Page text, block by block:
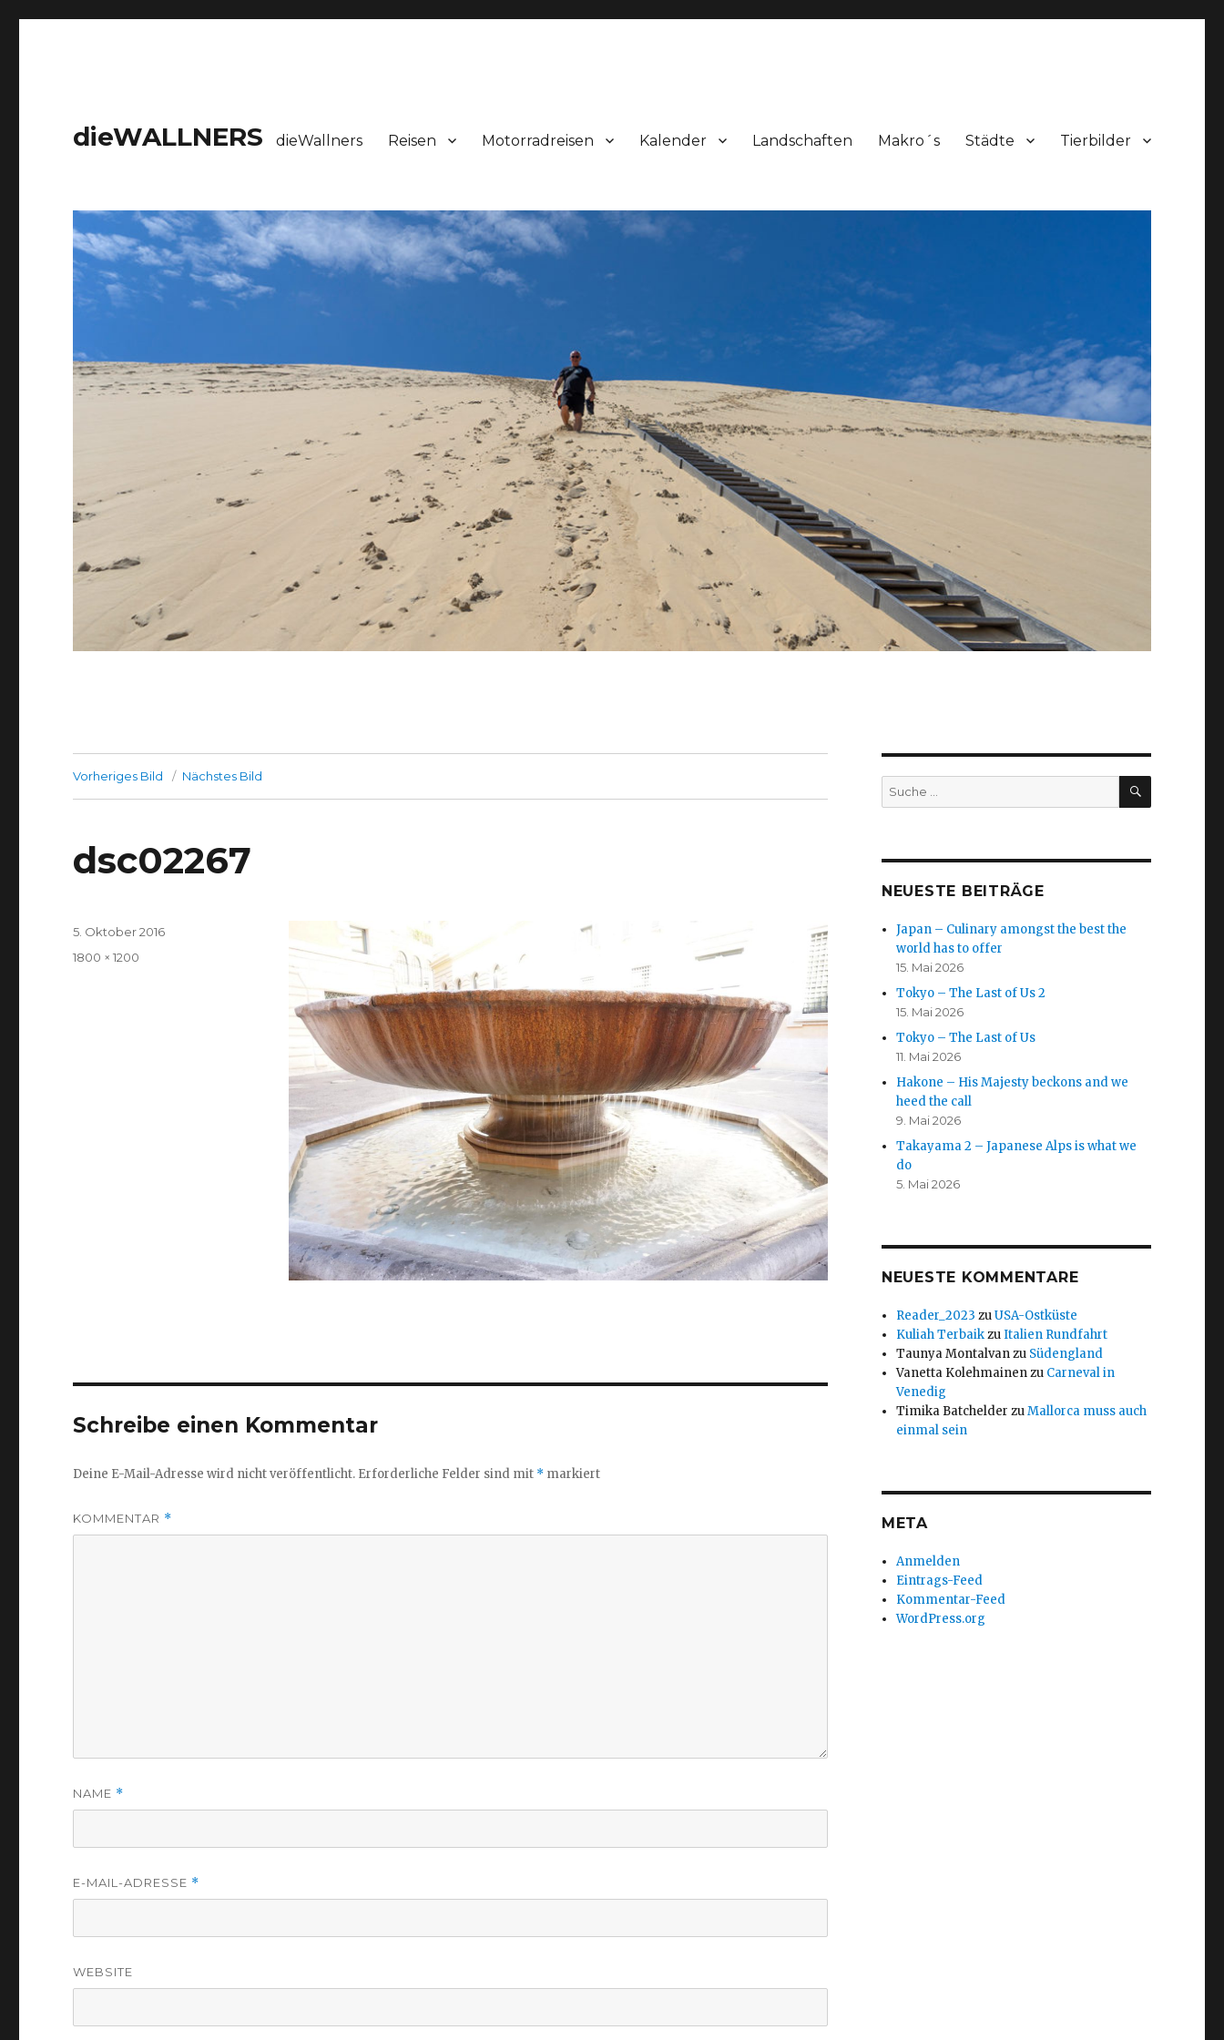
dieWALLNERS dieWallners Reisen Motorradreisen Kalender Landschaften Makro´s Städte Tierbilder
Vorheriges Bild Nächstes Bild
dsc02267
Veröffentlicht
am
5. Oktober 2016
Volle
1800 × 1200
Schreibe einen Kommentar
Deine E-Mail-Adresse wird nicht veröffentlicht. Erforderliche Felder sind mit * markiert
KOMMENTAR *
NAME *
E-MAIL-ADRESSE *
WEBSITE
Suche
nach:
SUCHEN
NEUESTE BEITRÄGE
Japan – Culinary amongst the best the
world has to offer
15. Mai 2026
Tokyo – The Last of Us 2
15. Mai 2026
Tokyo – The Last of Us
11. Mai 2026
Hakone – His Majesty beckons and we
heed the call
9. Mai 2026
Takayama 2 – Japanese Alps is what we
do
5. Mai 2026
NEUESTE KOMMENTARE
Reader_2023 zuUSA-Ostküste
Kuliah TerbaikzuItalien Rundfahrt
Taunya Montalvanzu Südengland
Vanetta Kolehmainenzu Carneval in
Venedig
Timika Batchelder zuMallorca muss auch
einmal sein
META
Anmelden
Eintrags-Feed
Kommentar-Feed
WordPress.org